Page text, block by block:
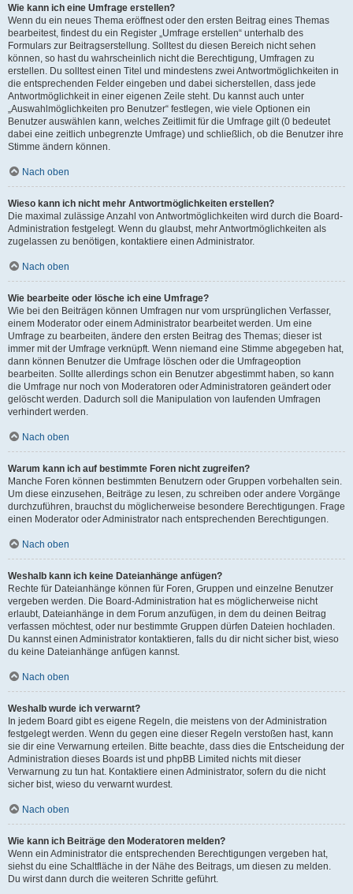
Wie kann ich eine Umfrage erstellen?
Wenn du ein neues Thema eröffnest oder den ersten Beitrag eines Themas
bearbeitest, findest du ein Register „Umfrage erstellen“ unterhalb des
Formulars zur Beitragserstellung. Solltest du diesen Bereich nicht sehen
können, so hast du wahrscheinlich nicht die Berechtigung, Umfragen zu
erstellen. Du solltest einen Titel und mindestens zwei Antwortmöglichkeiten in
die entsprechenden Felder eingeben und dabei sicherstellen, dass jede
Antwortmöglichkeit in einer eigenen Zeile steht. Du kannst auch unter
„Auswahlmöglichkeiten pro Benutzer“ festlegen, wie viele Optionen ein
Benutzer auswählen kann, welches Zeitlimit für die Umfrage gilt (0 bedeutet
dabei eine zeitlich unbegrenzte Umfrage) und schließlich, ob die Benutzer ihre
Stimme ändern können.
Nach oben
Wieso kann ich nicht mehr Antwortmöglichkeiten erstellen?
Die maximal zulässige Anzahl von Antwortmöglichkeiten wird durch die Board-
Administration festgelegt. Wenn du glaubst, mehr Antwortmöglichkeiten als
zugelassen zu benötigen, kontaktiere einen Administrator.
Nach oben
Wie bearbeite oder lösche ich eine Umfrage?
Wie bei den Beiträgen können Umfragen nur vom ursprünglichen Verfasser,
einem Moderator oder einem Administrator bearbeitet werden. Um eine
Umfrage zu bearbeiten, ändere den ersten Beitrag des Themas; dieser ist
immer mit der Umfrage verknüpft. Wenn niemand eine Stimme abgegeben hat,
dann können Benutzer die Umfrage löschen oder die Umfrageoption
bearbeiten. Sollte allerdings schon ein Benutzer abgestimmt haben, so kann
die Umfrage nur noch von Moderatoren oder Administratoren geändert oder
gelöscht werden. Dadurch soll die Manipulation von laufenden Umfragen
verhindert werden.
Nach oben
Warum kann ich auf bestimmte Foren nicht zugreifen?
Manche Foren können bestimmten Benutzern oder Gruppen vorbehalten sein.
Um diese einzusehen, Beiträge zu lesen, zu schreiben oder andere Vorgänge
durchzuführen, brauchst du möglicherweise besondere Berechtigungen. Frage
einen Moderator oder Administrator nach entsprechenden Berechtigungen.
Nach oben
Weshalb kann ich keine Dateianhänge anfügen?
Rechte für Dateianhänge können für Foren, Gruppen und einzelne Benutzer
vergeben werden. Die Board-Administration hat es möglicherweise nicht
erlaubt, Dateianhänge in dem Forum anzufügen, in dem du deinen Beitrag
verfassen möchtest, oder nur bestimmte Gruppen dürfen Dateien hochladen.
Du kannst einen Administrator kontaktieren, falls du dir nicht sicher bist, wieso
du keine Dateianhänge anfügen kannst.
Nach oben
Weshalb wurde ich verwarnt?
In jedem Board gibt es eigene Regeln, die meistens von der Administration
festgelegt werden. Wenn du gegen eine dieser Regeln verstoßen hast, kann
sie dir eine Verwarnung erteilen. Bitte beachte, dass dies die Entscheidung der
Administration dieses Boards ist und phpBB Limited nichts mit dieser
Verwarnung zu tun hat. Kontaktiere einen Administrator, sofern du die nicht
sicher bist, wieso du verwarnt wurdest.
Nach oben
Wie kann ich Beiträge den Moderatoren melden?
Wenn ein Administrator die entsprechenden Berechtigungen vergeben hat,
siehst du eine Schaltfläche in der Nähe des Beitrags, um diesen zu melden.
Du wirst dann durch die weiteren Schritte geführt.